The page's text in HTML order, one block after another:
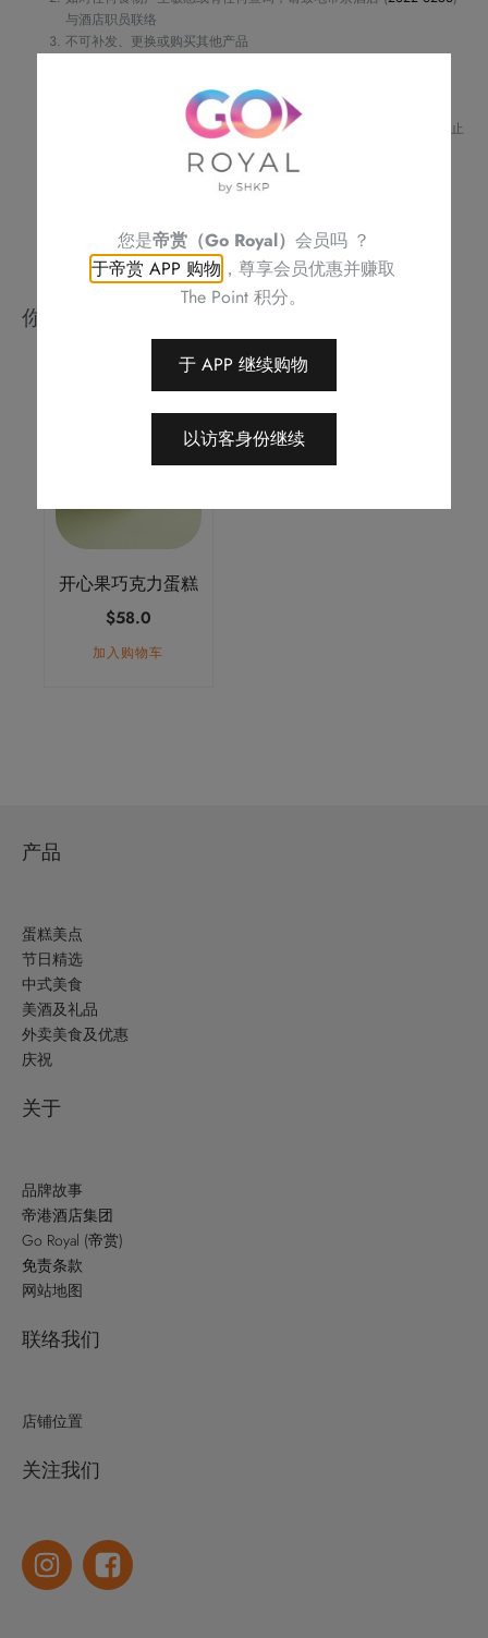
量
与酒店职员联络
不可补发、更换或购买其他产品
订单一经确认，不可更改、取消或退款
请务必检查所填资料，以确保交易快捷及顺利
Royal Delights by Royal Hotels 保留修改优惠条款及细则、更改或终止
此优惠之权利，恕不另行通知
如有任何争议，Royal Delights by Royal Hotels 保留最终决定权
你可能会喜欢
开心果巧克力蛋糕
$58.0
加入购物车
产品
蛋糕美点
节日精选
中式美食
美酒及礼品
外卖美食及优惠
庆祝
关于
品牌故事
帝港酒店集团
Go Royal (帝赏)
免责条款
网站地图
联络我们
店铺位置
关注我们
您是帝赏（Go Royal） 会员吗 ？
于帝赏 APP 购物 ，尊享会员优惠并赚取
The Point 积分。
于 APP 继续购物
以访客身份继续